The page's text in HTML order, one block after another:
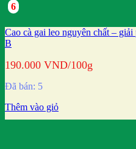
6
Cao cà gai leo nguyên chất –
B
190.000 VND/100g
Đã bán: 5
Thêm vào giỏ